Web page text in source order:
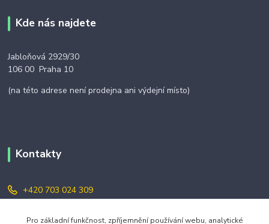
Kde nás najdete
Jabloňová 2929/30
106 00 Praha 10
(na této adrese není prodejna ani výdejní místo)
Kontakty
+420 703 024 309
objednavky@zavazuj.cz
Pro základní funkčnost, zpříjemnění používání webu, analytické